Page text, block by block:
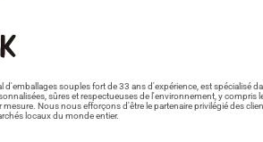
d'emballages souples fort de 33 ans d'expérience, est spécialisé
sûres et respectueuses de l'environnement, y compris
mesure. Nous nous efforçons d'être le partenaire privilégié des
locaux du monde entier.